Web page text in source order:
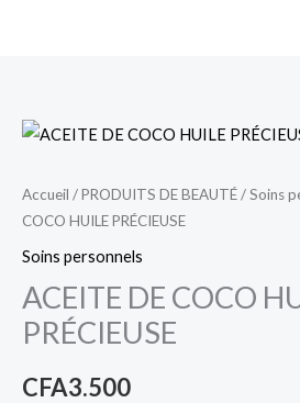
Accueil /PRODUITS DE BEAUTÉ/Soins
COCO HUILE PRÉCIEUSE
Soins personnels
ACEITE DE COCO
PRÉCIEUSE
CFA3.500